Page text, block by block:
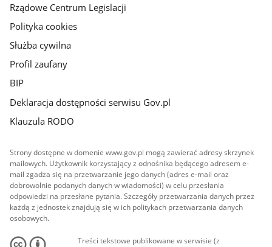
Rządowe Centrum Legislacji
Polityka cookies
Służba cywilna
Profil zaufany
BIP
Deklaracja dostępności serwisu Gov.pl
Klauzula RODO
Strony dostępne w domenie www.gov.pl mogą zawierać adresy skrzynek
mailowych. Użytkownik korzystający z odnośnika będącego adresem e-
mail zgadza się na przetwarzanie jego danych (adres e-mail oraz
dobrowolnie podanych danych w wiadomości) w celu przesłania
odpowiedzi na przesłane pytania. Szczegóły przetwarzania danych przez
każdą z jednostek znajdują się w ich politykach przetwarzania danych
osobowych.
Treści tekstowe publikowane w serwisie (z